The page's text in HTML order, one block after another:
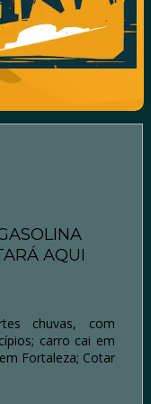
AQUI
chuvas, com
carro cai em
Fortaleza; Cotar